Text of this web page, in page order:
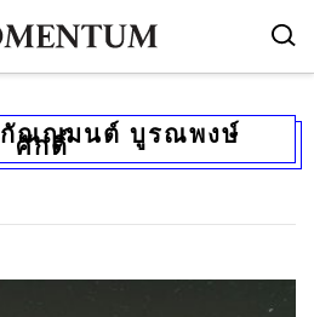
กัณญมนต์ บูรณพงษ์
ศักดิ์